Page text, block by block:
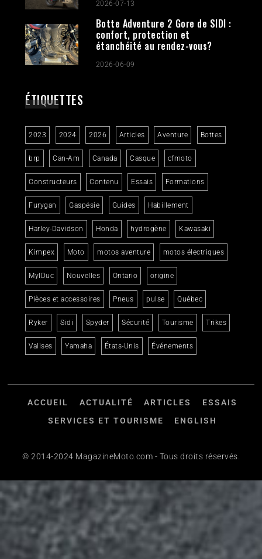
2026-07-13
Botte Adventure 2 Gore de SIDI :
confort, protection et
étanchéité au rendez-vous?
2026-06-09
ÉTIQUETTES
2023 2024 2026 Articles Aventure Bottes
brp Can-Am Canada Casque cfmoto
Constructeurs Contenu Essais Formations
Furygan Gaspésie Guides Habillement
Harley-Davidson Honda hydrogène Kawasaki
Kimpex Moto motos aventure motos électriques
MylDuc Nouvelles Ontario origine
Pièces et accessoires Pneus pulse Québec
Ryker Sidi Spyder Sécurité Tourisme Trikes
Valises Yamaha États-Unis Événements
ACCUEIL ACTUALITÉ ARTICLES
ESSAIS
SERVICES ET TOURISME
ENGLISH
© 2014-2024 MagazineMoto.com - Tous droits réservés.